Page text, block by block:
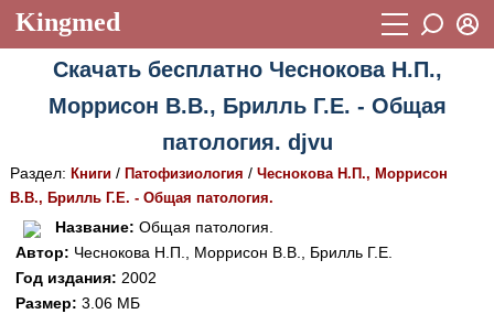
Kingmed
Учебный материал
Видеогалерея 899
Истории болезней 1268
Лекции и презентации 2474
Аккредитационные тесты
Восстановить пароль
Регистрация
Скачать бесплатно Чеснокова Н.П.,
Моррисон В.В., Брилль Г.Е. - Общая
патология. djvu
Раздел: Книги/ Патофизиология / Чеснокова Н.П., Моррисон
В.В., Брилль Г.Е. - Общая патология.
Название: Общая патология.
Автор: Чеснокова Н.П., Моррисон В.В., Брилль Г.Е.
Год издания: 2002
Размер: 3.06 МБ